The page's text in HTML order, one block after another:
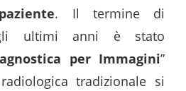
. Il termine di
ultimi anni è stato
per Immagini”
tradizionale si